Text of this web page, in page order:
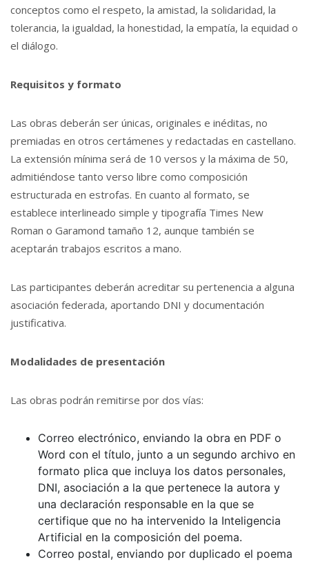
conceptos como el respeto, la amistad, la solidaridad, la
tolerancia, la igualdad, la honestidad, la empatía, la equidad o
el diálogo.
Requisitos y formato
Las obras deberán ser únicas, originales e inéditas, no
premiadas en otros certámenes y redactadas en castellano.
La extensión mínima será de 10 versos y la máxima de 50,
admitiéndose tanto verso libre como composición
estructurada en estrofas. En cuanto al formato, se
establece interlineado simple y tipografía Times New
Roman o Garamond tamaño 12, aunque también se
aceptarán trabajos escritos a mano.
Las participantes deberán acreditar su pertenencia a alguna
asociación federada, aportando DNI y documentación
justificativa.
Modalidades de presentación
Las obras podrán remitirse por dos vías:
Correo electrónico, enviando la obra en PDF o
Word con el título, junto a un segundo archivo en
formato plica que incluya los datos personales,
DNI, asociación a la que pertenece la autora y
una declaración responsable en la que se
certifique que no ha intervenido la Inteligencia
Artificial en la composición del poema.
Correo postal, enviando por duplicado el poema